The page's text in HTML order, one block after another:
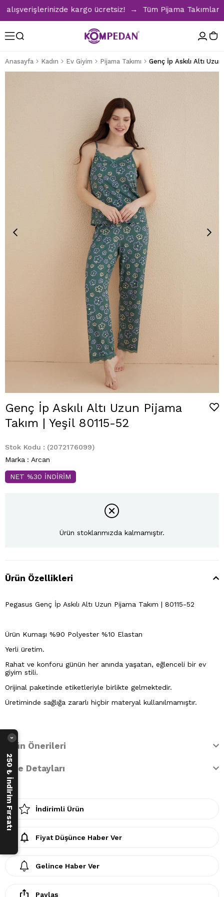
kargo ücretsiz! → Tüm Pijama
Anasayfa Kadın Ev Giyim Pijama Takımı Genç İp Askılı Altı
Genç İp Askılı Altı Uzun Pijama
Takım | Yeşil 80115-52
Stok Kodu
(2072176099)
Marka : Arcan
NET %30 İNDİRİM
Ürün stoklarımızda kalmamıştır.
Ürün Özellikleri
Pegasus Genç İp Askılı Altı Uzun Pijama Takım | 80115-52
Ürün Kumaşı %90 Polyester %10 Elastan
Yerli üretim.
Rahat ve konforu günün her anında yaşatan, eğlenceli bir ev
giyim stili.
Orijinal paketinde etiketleriyle birlikte gelmektedir.
Üretiminde sağlığa zararlı hiçbir materyal kullanılmamıştır.
Ürün Önerileri
İade Detayları
İndirimli Ürün
Fiyat Düşünce Haber Ver
Gelince Haber Ver
Paylaş
250 ₺ İndirim Fırsatı
›